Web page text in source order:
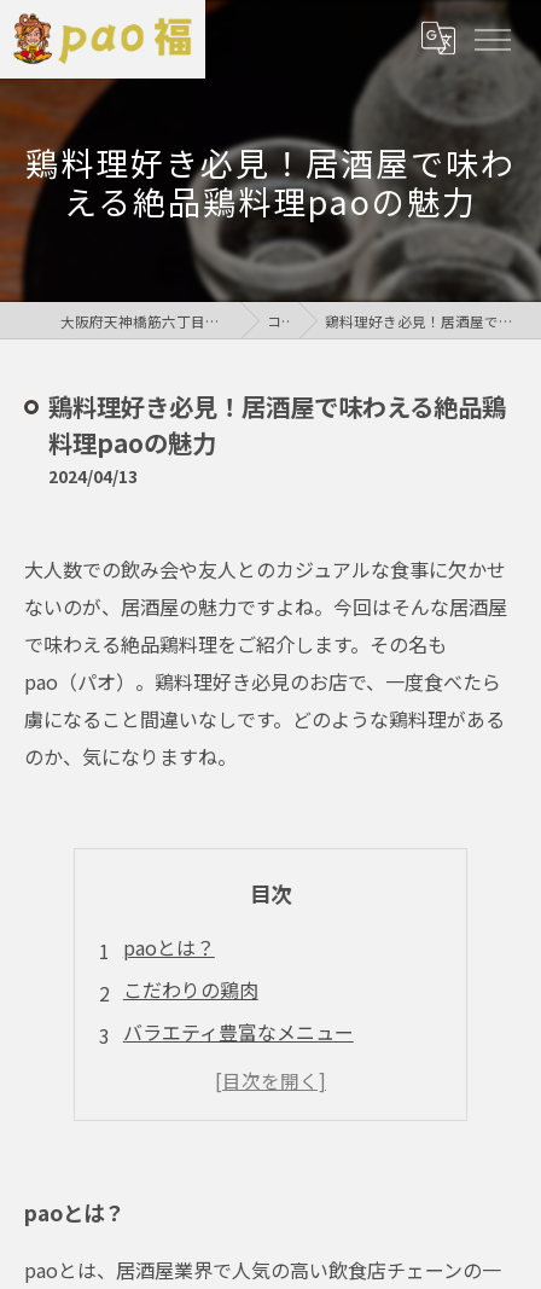
鶏料理好き必見！居酒屋で味わ
える絶品鶏料理paoの魅力
大阪府天神橋筋六丁目の居酒屋なら鶏居酒屋pao福 コラム 鶏料理好き必見！居酒屋で味わえる絶品鶏料理paoの魅力
鶏料理好き必見！居酒屋で味わえる絶品鶏
料理paoの魅力
2024/04/13
大人数での飲み会や友人とのカジュアルな食事に欠かせ
ないのが、居酒屋の魅力ですよね。今回はそんな居酒屋
で味わえる絶品鶏料理をご紹介します。その名も
pao（パオ）。鶏料理好き必見のお店で、一度食べたら
虜になること間違いなしです。どのような鶏料理がある
のか、気になりますね。
目次
paoとは？
こだわりの鶏肉
バラエティ豊富なメニュー
美味しいお酒と一緒に楽しめる
雰囲気も◎
paoとは？
paoとは、居酒屋業界で人気の高い飲食店チェーンの一